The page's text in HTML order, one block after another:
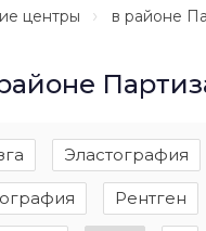
центры
в районе
Эластография
Рентген